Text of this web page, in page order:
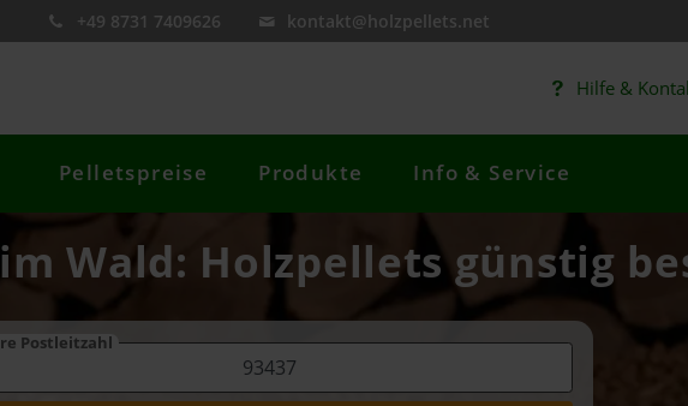
+49 8731 7409626 kontakt@holzpellets.net
Hilfe &
Pelletspreise Produkte Info & Service
Wald: Holzpellets günstig
Postleitzahl